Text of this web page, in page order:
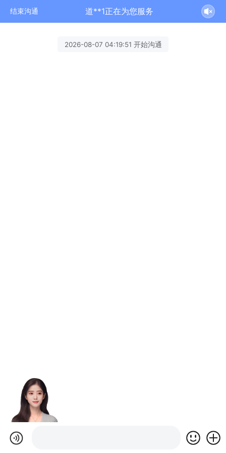
结束沟通 道**1正在为您服务
2026-08-07 04:19:51 开始沟通